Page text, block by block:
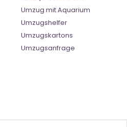
Umzug mit Aquarium
Umzugshelfer
Umzugskartons
Umzugsanfrage